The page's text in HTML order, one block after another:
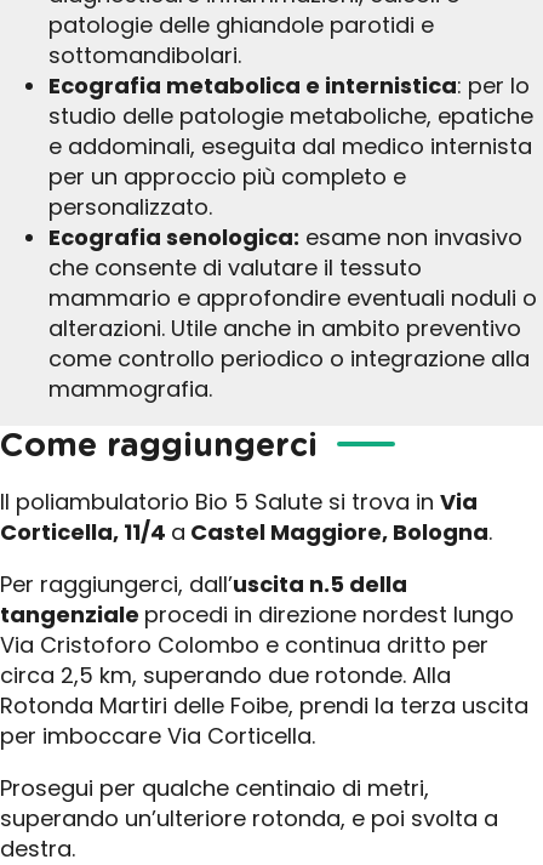
patologie delle ghiandole parotidi e
sottomandibolari.
Ecografia metabolica e internistica: per lo
studio delle patologie metaboliche, epatiche
e addominali, eseguita dal medico internista
per un approccio più completo e
personalizzato.
Ecografia senologica: esame non invasivo
che consente di valutare il tessuto
mammario e approfondire eventuali noduli o
alterazioni. Utile anche in ambito preventivo
come controllo periodico o integrazione alla
mammografia.
Come raggiungerci
Il poliambulatorio Bio 5 Salute si trova in Via
Corticella, 11/4 a Castel Maggiore, Bologna.
Per raggiungerci, dall’uscita n.5 della
tangenziale procedi in direzione nordest lungo
Via Cristoforo Colombo e continua dritto per
circa 2,5 km, superando due rotonde. Alla
Rotonda Martiri delle Foibe, prendi la terza uscita
per imboccare Via Corticella.
Prosegui per qualche centinaio di metri,
superando un’ulteriore rotonda, e poi svolta a
destra.